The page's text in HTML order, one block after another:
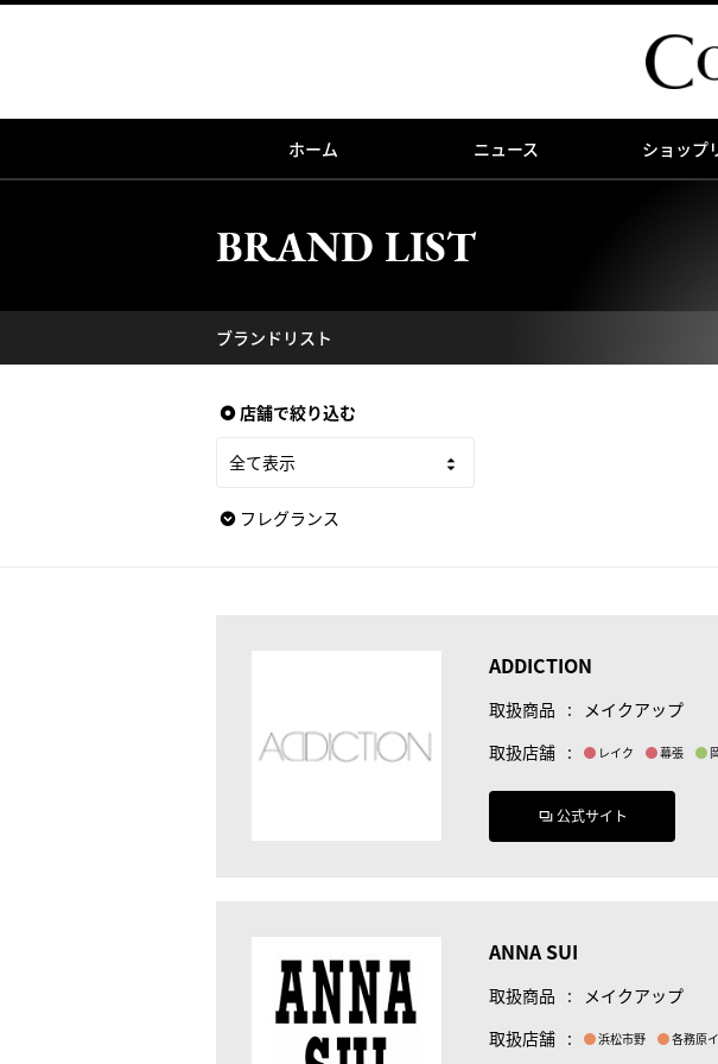
ホーム ニュース ショップ
BRAND LIST
ブランドリスト
店舗で絞り込む
フレグランス
ADDICTION
取扱商品 :
メイクアップ
取扱店舗 : レイク 幕張
公式サイト
ANNA SUI
取扱商品 :
メイクアップ
取扱店舗 : 浜松市野 各務原